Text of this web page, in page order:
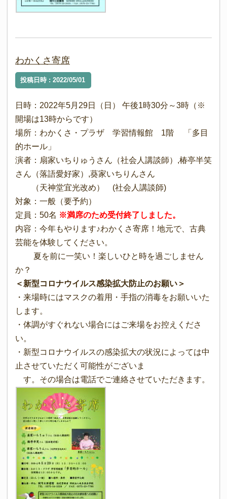
わかくさ寄席
投稿日時 : 2022/05/01
日時：2022年5月29日（日） 午後1時30分～3時（※
開場は13時からです）
場所：わかくさ・プラザ 学習情報館 1階 「多目
的ホール」
演者：扇家いちりゅうさん（社会人講談師）,椿亭半笑
さん（落語愛好家）,葵家いちりんさん
（天神堂宜光改め） (社会人講談師)
対象：一般（要予約）
定員：50名 ※満席のため受付終了しました。
内容：今年もやります♪わかくさ寄席！地元で、古典
芸能を体験してください。
夏を前に一笑い！楽しいひと時を過ごしません
か？
＜新型コロナウイルス感染拡大防止のお願い＞
・来場時にはマスクの着用・手指の消毒をお願いいた
します。
・体調がすぐれない場合にはご来場をお控えくださ
い。
・新型コロナウイルスの感染拡大の状況によっては中
止させていただく可能性がございま
す。その場合は電話でご連絡させていただきます。